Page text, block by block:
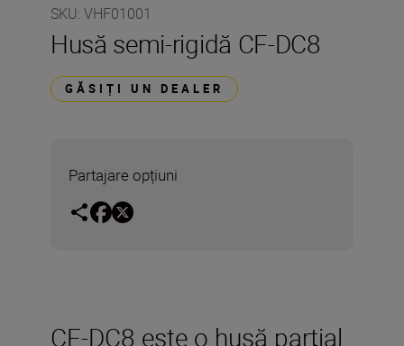
SKU: VHF01001
Husă semi-rigidă CF-DC8
GĂSIȚI UN DEALER
Partajare opțiuni
CF-DC8 este o husă parţial